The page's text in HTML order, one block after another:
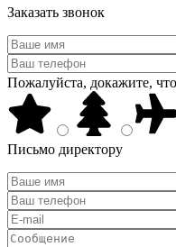
Заказать звонок
Пожалуйста, докажите,
Письмо директору